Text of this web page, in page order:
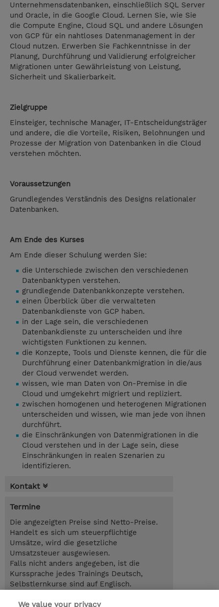
Unternehmensdatenbanken, einschließlich SQL Server
und Oracle, in die Google Cloud. Lernen Sie, wie Sie
die Compute Engine, Cloud SQL und andere Lösungen
von GCP für ein nahtloses Datenmanagement in der
Cloud nutzen. Erwerben Sie Fachkenntnisse in der
Planung, Durchführung und Validierung erfolgreicher
Migrationen unter Gewährleistung von Leistung,
Sicherheit und Skalierbarkeit.
Zielgruppe
Einsteiger, technische Manager, IT-Entscheidungsträger
und andere, die die Vorteile, Risiken, Belohnungen und
Prozesse der Migration von Datenbanken in die Cloud
verstehen möchten.
Voraussetzungen
Grundlegendes Verständnis des Designs relationaler
Datenbanken.
Am Ende des Kurses
Am Ende dieser Schulung werden Sie:
die Unterschiede zwischen den verschiedenen
Datenbanktypen verstehen.
grundlegende Datenbankkonzepte verstehen.
einen Überblick über die verwalteten
Datenbankdienste von GCP haben.
in der Lage sein, die verschiedenen
Datenbankdienste zu unterscheiden und ihre
wichtigsten Funktionen zu kennen.
die Konzepte, Tools und Dienste kennen, die für die
Durchführung einer Datenbankmigration in die/aus
der Cloud verwendet werden.
wissen, wie man Daten von On-Premise in die
Cloud und umgekehrt migriert und repliziert.
zwischen homogenen und heterogenen Migrationen
unterscheiden und wissen, wie man jede von ihnen
durchführt.
die Einschränkungen von Datenmigrationen in die
Cloud verstehen und in der Lage sein, diese
Einschränkungen in realen Szenarien zu
identifizieren.
Kontakt
Termine
Die angezeigten Preise sind Netto-Preise.
Handelt es sich um steuerpflichtige
Umsätze, wird die gesetzliche
Umsatzsteuer ausgewiesen.
Falls nicht anders angegeben, ist die
Kurssprache jedes Trainings Deutsch,
Selbstlernkurse sind auf Englisch.
3.00 Tage
We value your privacy